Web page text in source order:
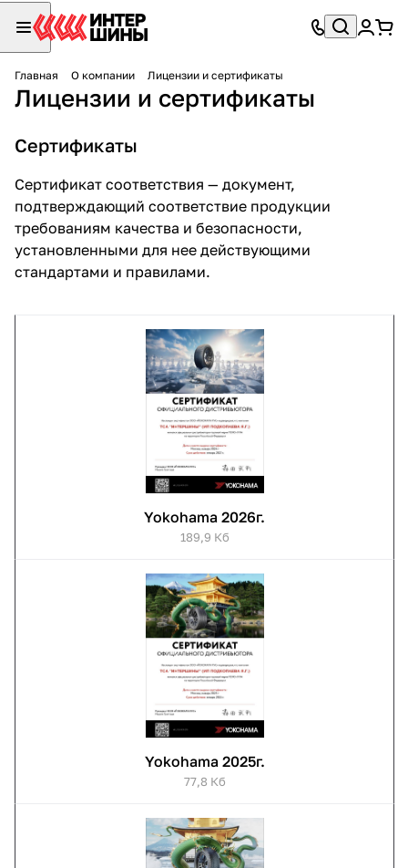
Главная О компании Лицензии и сертификаты
Лицензии и сертификаты
Сертификаты
Сертификат соответствия — документ,
подтверждающий соответствие продукции
требованиям качества и безопасности,
установленными для нее действующими
стандартами и правилами.
Yokohama 2026г.
189,9 Кб
Yokohama 2025г.
77,8 Кб